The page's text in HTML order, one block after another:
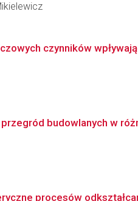
czynników
budowlanych w
procesów